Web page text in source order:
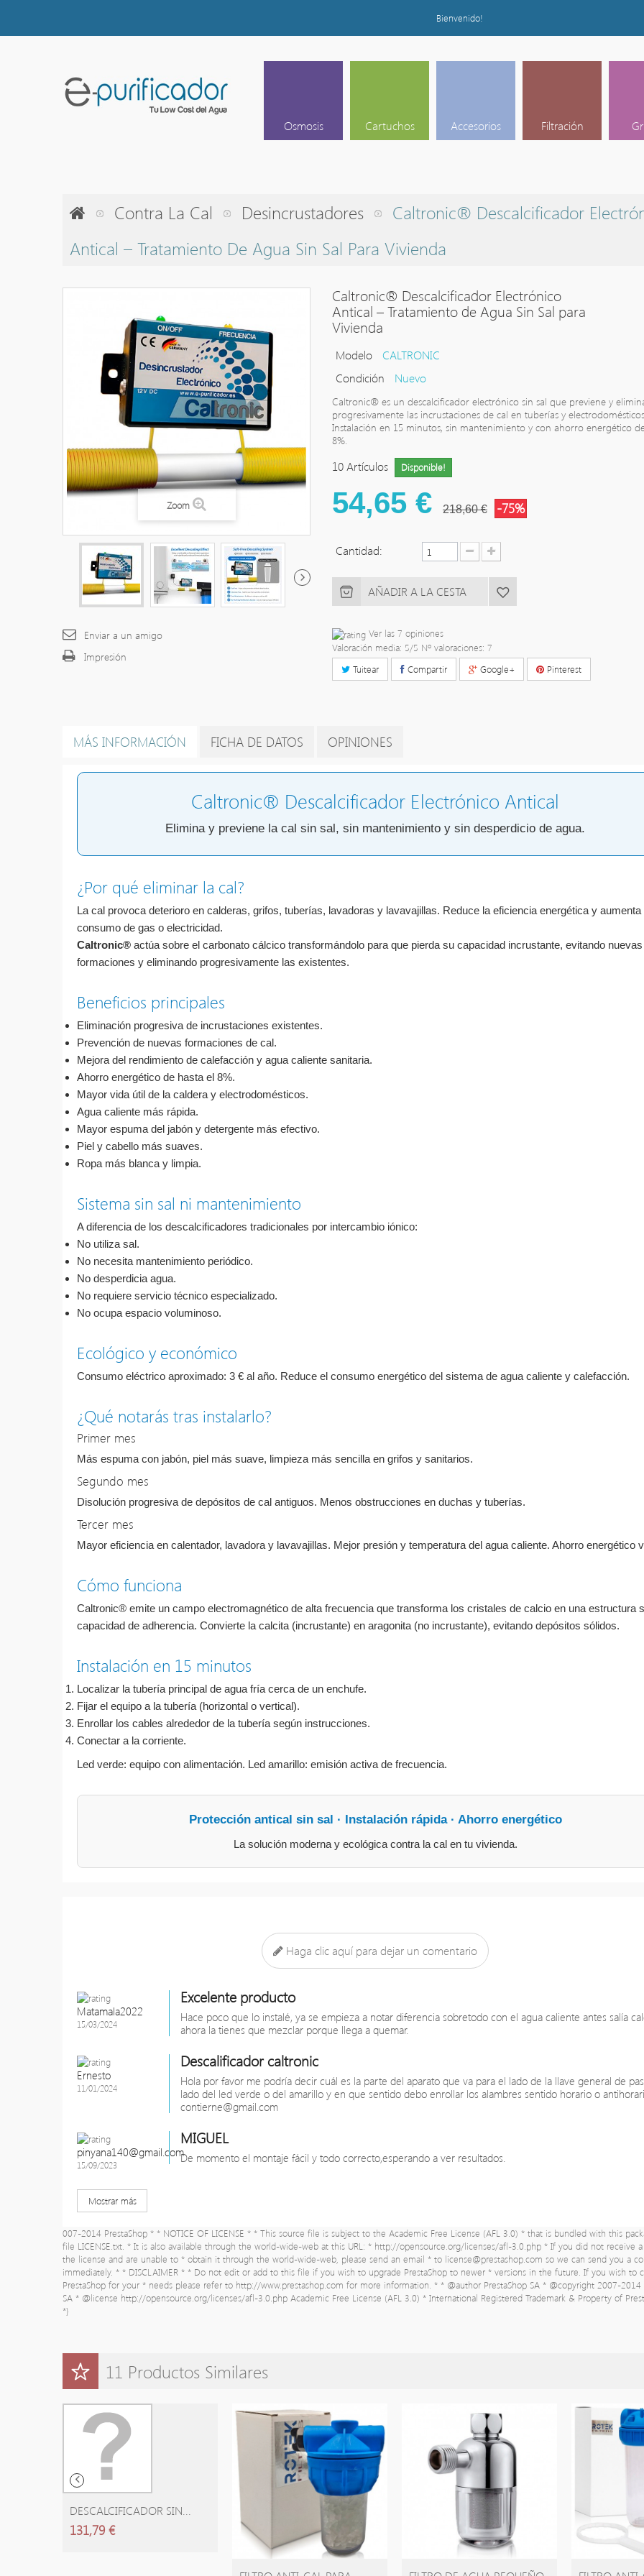
Bienvenido!
Osmosis Cartuchos Accesorios Filtración
Contra La Cal Desincrustadores
Caltronic® Descalcificador
Antical – Tratamiento De Agua Sin Sal Para Vivienda
Zoom
Enviar a un amigo
Impresión
Caltronic® Descalcificador Electrónico
Antical – Tratamiento de Agua Sin Sal para
Vivienda
Modelo
CALTRONIC
Condición
Nuevo
Caltronic® es un descalcificador electrónico sin sal que previene y
progresivamente las incrustaciones de cal en tuberías y
Instalación en 15 minutos, sin mantenimiento y con ahorro energético
8%.
10 Artículos Disponible!
54,65 € 218,60 € -75%
Cantidad:
AÑADIR A LA CESTA
Ver las 7 opiniones
Valoración media: 5/5 Nº valoraciones: 7
Tuitear
Compartir Google+ Pinterest
MÁS INFORMACIÓN FICHA DE DATOS OPINIONES
Caltronic® Descalcificador Electrónico Antical
Elimina y previene la cal sin sal, sin mantenimiento y sin desperdicio de agua.
¿Por qué eliminar la cal?
La cal provoca deterioro en calderas, grifos, tuberías, lavadoras y lavavajillas. Reduce la eficiencia energética y aumenta
consumo de gas o electricidad.
Caltronic® actúa sobre el carbonato cálcico transformándolo para que pierda su capacidad incrustante, evitando nuevas
formaciones y eliminando progresivamente las existentes.
Beneficios principales
Eliminación progresiva de incrustaciones existentes.
Prevención de nuevas formaciones de cal.
Mejora del rendimiento de calefacción y agua caliente sanitaria.
Ahorro energético de hasta el 8%.
Mayor vida útil de la caldera y electrodomésticos.
Agua caliente más rápida.
Mayor espuma del jabón y detergente más efectivo.
Piel y cabello más suaves.
Ropa más blanca y limpia.
Sistema sin sal ni mantenimiento
A diferencia de los descalcificadores tradicionales por intercambio iónico:
No utiliza sal.
No necesita mantenimiento periódico.
No desperdicia agua.
No requiere servicio técnico especializado.
No ocupa espacio voluminoso.
Ecológico y económico
Consumo eléctrico aproximado: 3 € al año. Reduce el consumo energético del sistema de agua caliente y calefacción.
¿Qué notarás tras instalarlo?
Primer mes
Más espuma con jabón, piel más suave, limpieza más sencilla en grifos y sanitarios.
Segundo mes
Disolución progresiva de depósitos de cal antiguos. Menos obstrucciones en duchas y tuberías.
Tercer mes
Mayor eficiencia en calentador, lavadora y lavavajillas. Mejor presión y temperatura del agua caliente. Ahorro energético
Cómo funciona
Caltronic® emite un campo electromagnético de alta frecuencia que transforma los cristales de calcio en una estructura
capacidad de adherencia. Convierte la calcita (incrustante) en aragonita (no incrustante), evitando depósitos sólidos.
Instalación en 15 minutos
Localizar la tubería principal de agua fría cerca de un enchufe.
Fijar el equipo a la tubería (horizontal o vertical).
Enrollar los cables alrededor de la tubería según instrucciones.
Conectar a la corriente.
Led verde: equipo con alimentación. Led amarillo: emisión activa de frecuencia.
Protección antical sin sal · Instalación rápida · Ahorro energético
La solución moderna y ecológica contra la cal en tu vivienda.
Haga clic aquí para dejar un comentario
Matamala2022
15/03/2024
Excelente producto
Hace poco que lo instalé, ya se empieza a notar diferencia sobretodo con el agua caliente antes salía
ahora la tienes que mezclar porque llega a quemar.
Ernesto
11/01/2024
Descalificador caltronic
Hola por favor me podría decir cuál es la parte del aparato que va para el lado de la llave general de
lado del led verde o del amarillo y en que sentido debo enrollar los alambres sentido horario o
contierne@gmail.com
pinyana140@gmail.com
15/09/2023
MIGUEL
De momento el montaje fácil y todo correcto,esperando a ver resultados.
Mostrar más
007-2014 PrestaShop * * NOTICE OF LICENSE * * This source file is subject to the Academic Free License (AFL 3.0) * that is bundled with this
file LICENSE.txt. * It is also available through the world-wide-web at this URL: * http://opensource.org/licenses/afl-3.0.php * If you did not receive
the license and are unable to * obtain it through the world-wide-web, please send an email * to license@prestashop.com so we can send you a
immediately. * * DISCLAIMER * * Do not edit or add to this file if you wish to upgrade PrestaShop to newer * versions in the future. If you wish to
PrestaShop for your * needs please refer to http://www.prestashop.com for more information. * * @author PrestaShop SA * @copyright 2007-2014
SA * @license http://opensource.org/licenses/afl-3.0.php Academic Free License (AFL 3.0) * International Registered Trademark & Property of
*}
11 Productos Similares
AÑADIR CARRITO
DESCALCIFICADOR SIN...
131,79 €
AÑADIR CARRITO AÑADIR CARRITO